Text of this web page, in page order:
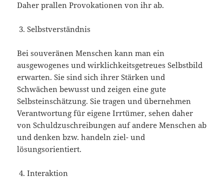
Daher prallen Provokationen von ihr ab.
Selbstverständnis
Bei souveränen Menschen kann man ein
ausgewogenes und wirklichkeitsgetreues Selbstbild
erwarten. Sie sind sich ihrer Stärken und
Schwächen bewusst und zeigen eine gute
Selbsteinschätzung. Sie tragen und übernehmen
Verantwortung für eigene Irrtümer, sehen daher
von Schuldzuschreibungen auf andere Menschen ab
und denken bzw. handeln ziel- und
lösungsorientiert.
Interaktion